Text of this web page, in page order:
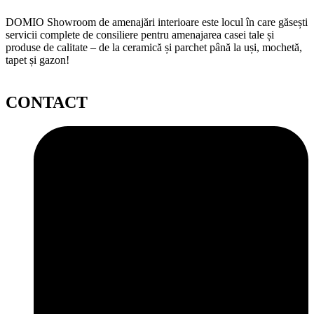
DOMIO Showroom de amenajări interioare este locul în care găsești
servicii complete de consiliere pentru amenajarea casei tale și
produse de calitate – de la ceramică și parchet până la uși, mochetă,
tapet și gazon!
CONTACT